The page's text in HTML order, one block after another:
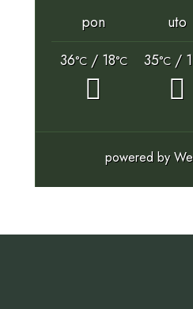
pon uto
36°C/ 18°C 35°C/
powered by